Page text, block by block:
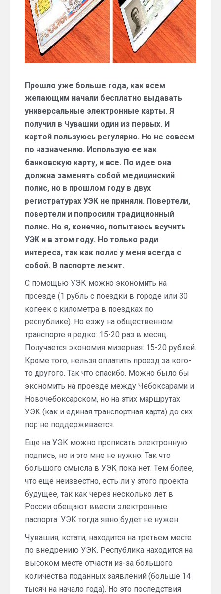
Прошло уже больше года, как всем
желающим начали бесплатно выдавать
универсальные электронные карты. Я
получил в Чувашии один из первых. И
картой пользуюсь регулярно. Но не совсем
по назначению. Использую ее как
банковскую карту, и все. По идее она
должна заменять собой медицинский
полис, но в прошлом году в двух
регистратурах УЭК не приняли. Повертели,
повертели и попросили традиционный
полис. Но я, конечно, попытаюсь всучить
УЭК и в этом году. Но только ради
интереса, так как полис у меня всегда с
собой. В паспорте лежит.
С помощью УЭК можно экономить на
проезде (1 рубль с поездки в городе или 30
копеек с километра в поездках по
республике). Но езжу на общественном
транспорте я редко: 15-20 раз в месяц.
Получается экономия мизерная: 15-20 рублей.
Кроме того, нельзя оплатить проезд за кого-
то другого. Так что спасибо. Можно было бы
экономить на проезде между Чебоксарами и
Новочебоксарском, но на этих маршрутах
УЭК (как и единая транспортная карта) до сих
пор не поддерживается.
Еще на УЭК можно прописать электронную
подпись, но и это мне не нужно. Так что
большого смысла в УЭК пока нет. Тем более,
что еще неизвестно, есть ли у этого проекта
будущее, так как через несколько лет в
России обещают ввести электронные
паспорта. УЭК тогда явно будет не нужен.
Чувашия, кстати, находится на третьем месте
по внедрению УЭК. Республика находится на
высоком месте отчасти из-за большого
количества поданных заявлений (больше 14
тысяч на начало года). Но это последствия